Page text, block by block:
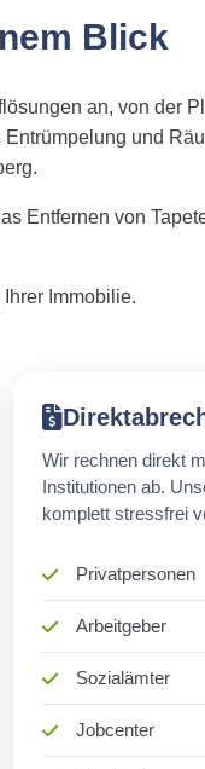
Blick
an, von der
und
Entfernen von
Immobilie.
Wir rechnen direkt
Institutionen ab.
komplett stressfrei
Privatpersonen
Arbeitgeber
Sozialämter
Jobcenter